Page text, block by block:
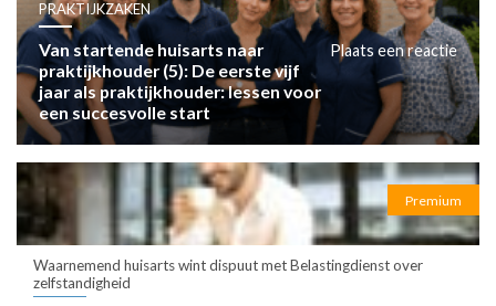
PRAKTIJKZAKEN
Van startende huisarts naar
praktijkhouder (5): De eerste vijf
jaar als praktijkhouder: lessen voor
een succesvolle start
Plaats een reactie
Premium
Waarnemend huisarts wint dispuut met Belastingdienst over
zelfstandigheid